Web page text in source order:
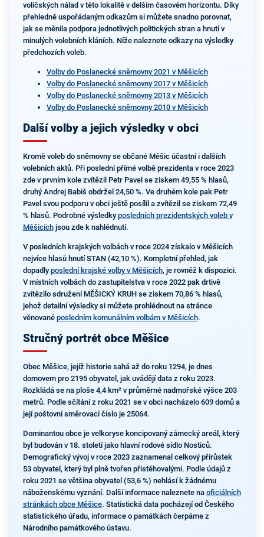
voličských nálad v této lokalitě v delším časovém horizontu. Díky
přehledně uspořádaným odkazům si můžete snadno porovnat,
jak se měnila podpora jednotlivých politických stran a hnutí v
minulých volebních kláních. Níže naleznete odkazy na výsledky
předchozích voleb.
Volby do Poslanecké sněmovny 2021 v Měšicích
Volby do Poslanecké sněmovny 2017 v Měšicích
Volby do Poslanecké sněmovny 2013 v Měšicích
Volby do Poslanecké sněmovny 2010 v Měšicích
Další volby a jejich výsledky v obci
Kromě voleb do sněmovny se občané Měšic účastní i dalších
volebních aktů. Při poslední přímé volbě prezidenta v roce 2023
zde v prvním kole zvítězil Petr Pavel se ziskem 49,55 % hlasů,
druhý Andrej Babiš obdržel 24,50 %. Ve druhém kole pak Petr
Pavel svou podporu v obci ještě posílil a zvítězil se ziskem 72,49
% hlasů. Podrobné výsledky posledních prezidentských voleb v
Měšicíchjsou zde k nahlédnutí.
V posledních krajských volbách v roce 2024 získalo v Měšicích
nejvíce hlasů hnutí STAN (42,10 %). Kompletní přehled, jak
dopadly poslední krajské volby v Měšicích, je rovněž k dispozici.
V místních volbách do zastupitelstva v roce 2022 pak drtivě
zvítězilo sdružení MĚŠICKÝ KRUH se ziskem 70,86 % hlasů,
jehož detailní výsledky si můžete prohlédnout na stránce
věnované posledním komunálním volbám v Měšicích.
Stručný portrét obce Měšice
Obec Měšice, jejíž historie sahá až do roku 1294, je dnes
domovem pro 2195 obyvatel, jak uvádějí data z roku 2023.
Rozkládá se na ploše 4,4 km² v průměrné nadmořské výšce 203
metrů. Podle sčítání z roku 2021 se v obci nacházelo 609 domů a
její poštovní směrovací číslo je 25064.
Dominantou obce je velkoryse koncipovaný zámecký areál, který
byl budován v 18. století jako hlavní rodové sídlo Nosticů.
Demografický vývoj v roce 2023 zaznamenal celkový přírůstek
53 obyvatel, který byl plně tvořen přistěhovalými. Podle údajů z
roku 2021 se většina obyvatel (53,6 %) nehlásí k žádnému
náboženskému vyznání. Další informace naleznete na oficiálních
stránkách obce Měšice. Statistická data pocházejí od Českého
statistického úřadu, informace o památkách čerpáme z
Národního památkového ústavu.